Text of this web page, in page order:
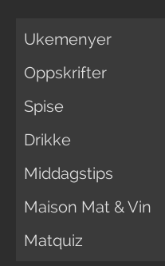
Ukemenyer
Oppskrifter
Spise
Drikke
Middagstips
Maison Mat & Vin
Matquiz